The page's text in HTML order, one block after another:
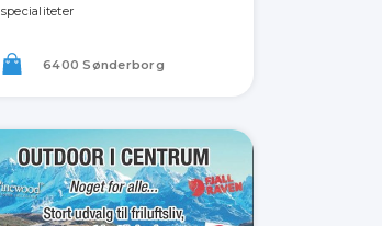
specialiteter
6400 Sønderborg